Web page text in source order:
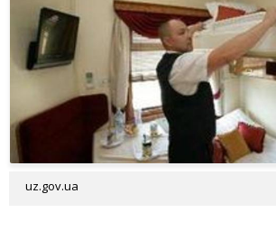
uz.gov.ua